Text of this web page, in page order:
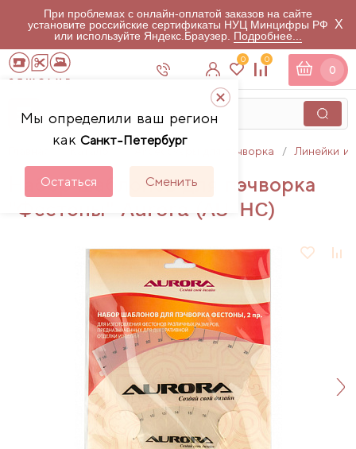
При проблемах с онлайн-оплатой заказов на сайте
установите российские сертификаты НУЦ Минцифры РФ
или используйте Яндекс.Браузер. Подробнее...
X
Мы определили ваш регион
как Санкт-Петербург
Остаться Сменить
0 0
0
Аксессуары для пэчворка Линейки и
Набор шаблонов для пэчворка
"Фестоны" Aurora (AU-HC)